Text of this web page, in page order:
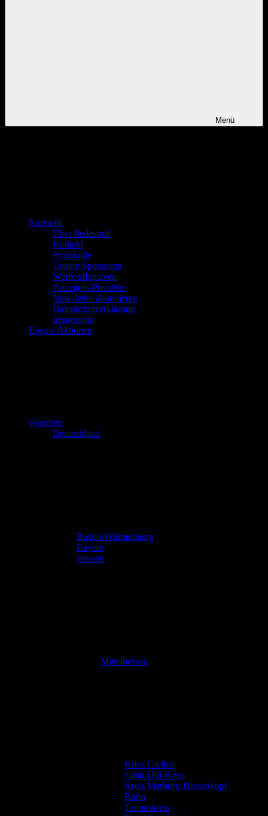
Menü
Startseite
Über Pedestrial
Kontakt
Protokolle
Unsere Sponsoren
Werbeoffensiven
Anzeigen-Preisliste
Newsletter abonnieren
Datenschutzerklärung
Impressum
Eigene Aktionen
Wandern
Deutschland
Baden-Württemberg
Bayern
Hessen
Mittelhessen
Kreis Gießen
Lahn-Dill-Kreis
Kreis Marburg-Biedenkopf
Rhön
Taunuskreis